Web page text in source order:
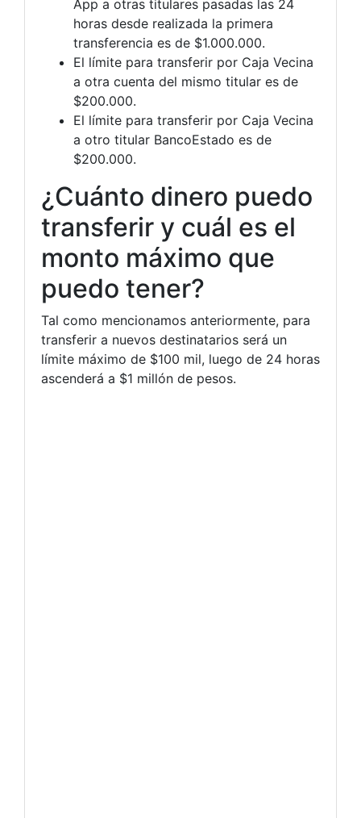
App a otras titulares pasadas las 24
horas desde realizada la primera
transferencia es de $1.000.000.
El límite para transferir por Caja Vecina
a otra cuenta del mismo titular es de
$200.000.
El límite para transferir por Caja Vecina
a otro titular BancoEstado es de
$200.000.
¿Cuánto dinero puedo
transferir y cuál es el
monto máximo que
puedo tener?
Tal como mencionamos anteriormente, para
transferir a nuevos destinatarios será un
límite máximo de $100 mil, luego de 24 horas
ascenderá a $1 millón de pesos.